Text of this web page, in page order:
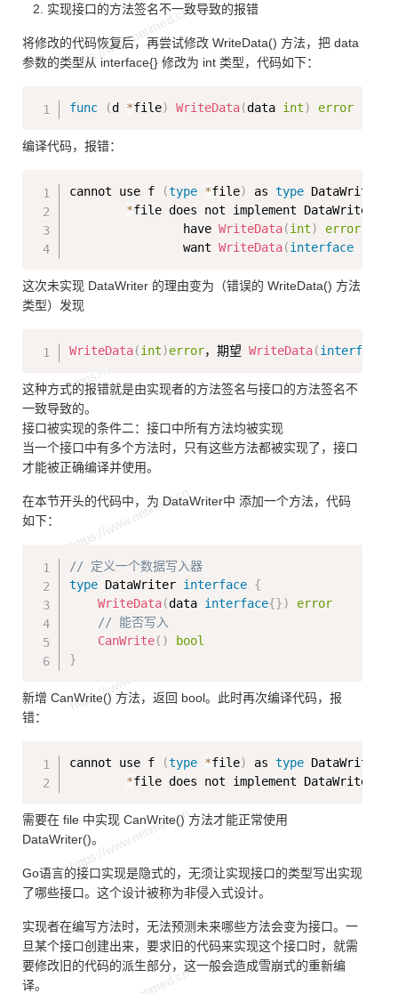
实现接口的方法签名不一致导致的报错
将修改的代码恢复后，再尝试修改 WriteData() 方法，把 data
参数的类型从 interface{} 修改为 int 类型，代码如下：
func (d *file) WriteData(data int) error {
编译代码，报错：
cannot use f (type *file) as type DataWriter
*file does not implement DataWriter
                have
WriteData(int)
error
                want
WriteData(interface {
这次未实现 DataWriter 的理由变为（错误的 WriteData() 方法
类型）发现
WriteData(int)error，期望 WriteData(interface
这种方式的报错就是由实现者的方法签名与接口的方法签名不
一致导致的。
接口被实现的条件二：接口中所有方法均被实现
当一个接口中有多个方法时，只有这些方法都被实现了，接口
才能被正确编译并使用。
在本节开头的代码中，为 DataWriter中 添加一个方法，代码
如下：
// 定义一个数据写入器
type DataWriter interface {
WriteData(data interface{})
error
// 能否写入
CanWrite( )
bool
}
新增 CanWrite() 方法，返回 bool。此时再次编译代码，报
错：
cannot use f (type *file) as type DataWriter
*file does not implement DataWriter
需要在 file 中实现 CanWrite() 方法才能正常使用
DataWriter()。
Go语言的接口实现是隐式的，无须让实现接口的类型写出实现
了哪些接口。这个设计被称为非侵入式设计。
实现者在编写方法时，无法预测未来哪些方法会变为接口。一
旦某个接口创建出来，要求旧的代码来实现这个接口时，就需
要修改旧的代码的派生部分，这一般会造成雪崩式的重新编
译。